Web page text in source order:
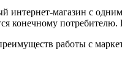
интернет-магазин с
конечному
работы с